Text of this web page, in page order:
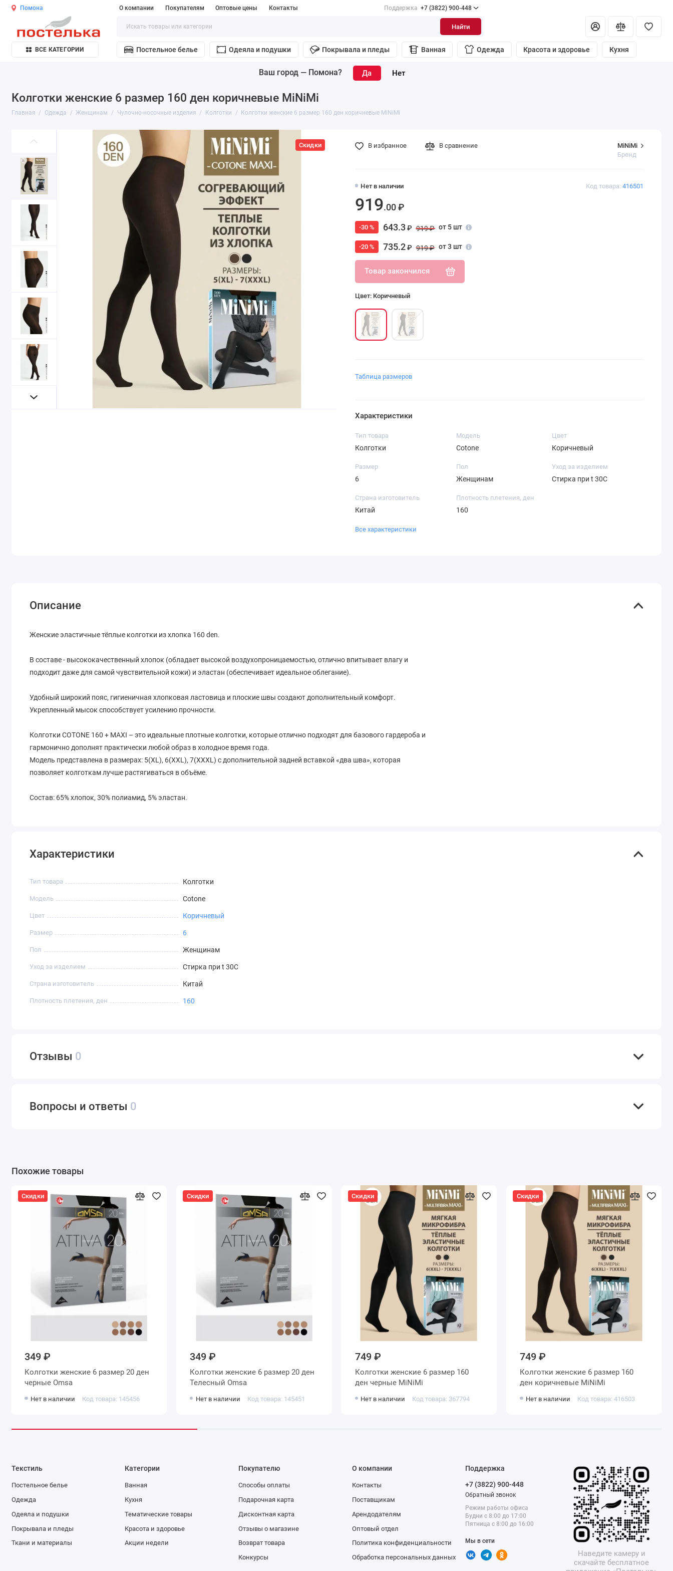
Помона О компании Покупателям Оптовые цены Контакты Поддержка +7 (3822) 900-448
Найти
ВСЕ КАТЕГОРИИ Постельное белье Одеяла и подушки Покрывала и пледы Ванная Одежда Красота и здоровье Кухня
Ваш город — Помона?
Колготки женские 6 размер 160 ден коричневые MiNiMi
Главная Одежда Женщинам Чулочно-носочные изделия Колготки Колготки женские 6 размер 160 ден коричневые MiNiMi
Скидки
Код товара: 416501
MiNiMi
Бренд
Нет в наличии
919.00 ₽
-30 % 643.3₽ 919 ₽ от 5 шт
-20 % 735.2₽ 919 ₽ от 3 шт
Товар закончился
Цвет: Коричневый
В избранное В сравнение
Таблица размеров
Характеристики
Тип товара
Колготки
Модель
Cotone
Цвет
Коричневый
Размер
6
Пол
Женщинам
Уход за изделием
Стирка при t 30С
Страна изготовитель
Китай
Плотность плетения, ден
160
Все характеристики
Описание
Женские эластичные тёплые колготки из хлопка 160 den.
В составе - высококачественный хлопок (обладает высокой воздухопроницаемостью, отлично впитывает влагу и
подходит даже для самой чувствительной кожи) и эластан (обеспечивает идеальное облегание).
Удобный широкий пояс, гигиеничная хлопковая ластовица и плоские швы создают дополнительный комфорт.
Укрепленный мысок способствует усилению прочности.
Колготки COTONE 160 + MAXI – это идеальные плотные колготки, которые отлично подходят для базового гардероба и
гармонично дополнят практически любой образ в холодное время года.
Модель представлена в размерах: 5(XL), 6(XXL), 7(XXXL) с дополнительной задней вставкой «два шва», которая
позволяет колготкам лучше растягиваться в объёме.
Состав: 65% хлопок, 30% полиамид, 5% эластан.
Характеристики
Тип товара Колготки
Модель Cotone
Цвет Коричневый
Размер 6
Пол Женщинам
Уход за изделием Стирка при t 30С
Страна изготовитель Китай
Плотность плетения, ден 160
Отзывы 0
Вопросы и ответы 0
Похожие товары
Скидки
349 ₽
Колготки женские 6 размер 20 ден
черные Omsa
Нет в наличии Код товара: 145456
Скидки
349 ₽
Колготки женские 6 размер 20 ден
Телесный Omsa
Нет в наличии Код товара: 145451
Скидки
749 ₽
Колготки женские 6 размер 160
ден черные MiNiMi
Нет в наличии Код товара: 367794
Скидки
749 ₽
Колготки женские 6 размер 160
ден коричневые MiNiMi
Нет в наличии Код товара: 416503
Текстиль
Постельное белье
Одежда
Одеяла и подушки
Покрывала и пледы
Ткани и материалы
Категории
Ванная
Кухня
Тематические товары
Красота и здоровье
Акции недели
Покупателю
Способы оплаты
Подарочная карта
Дисконтная карта
Отзывы о магазине
Возврат товара
Конкурсы
О компании
Контакты
Поставщикам
Арендодателям
Оптовый отдел
Политика конфиденциальности
Обработка персональных данных
Поддержка
+7 (3822) 900-448
Обратный звонок
Режим работы офиса
Будни с 8:00 до 17:00
Пятница с 8:00 до 16:00
Мы в сети
Наведите камеру и
скачайте бесплатное